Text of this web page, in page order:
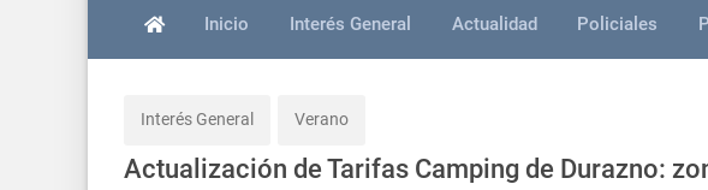
Inicio Interés General Actualidad Policiales
Interés General Verano
Actualización de Tarifas Camping de Durazno: